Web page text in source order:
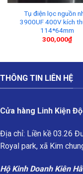
Tụ điện lọc nguồn
3900UF 400V kích
114*64mm
300,000₫
THÔNG TIN LIÊN HỆ
Cửa hàng Linh Kiện
Địa chỉ: Liền kề 03.26
Royal park, xã Kim
Hộ Kinh Doanh Kiên